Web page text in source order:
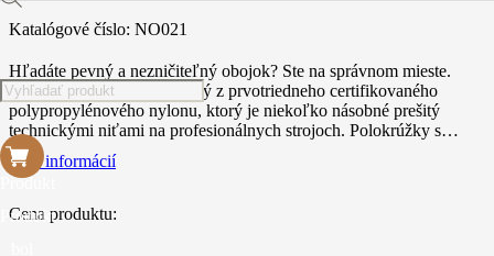
search
Produkt
Produkt
Katalógové číslo: NO021
Hľadáte pevný a nezničiteľný obojok? Ste na správnom mieste.
Obojok MiHOR je vyrobený z prvotriedneho certifikovaného
polypropylénového nylonu, ktorý je niekoľko násobné prešitý
technickými niťami na profesionálnych strojoch. Polokrúžky s…
Viac informácií
Cena produktu: